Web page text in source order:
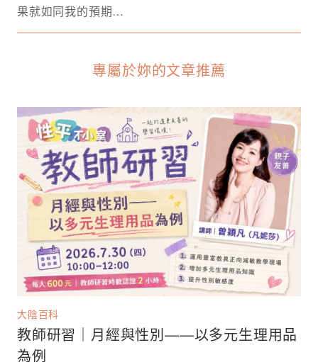
果就如同我的預期…
專屬於妳的文章推薦
大陰百科
教師研習｜月經與性別——以多元生理用品
為例